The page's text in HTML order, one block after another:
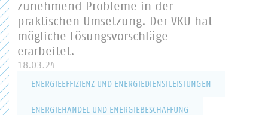
zunehmend Probleme in der
praktischen Umsetzung. Der VKU hat
mögliche Lösungsvorschläge
erarbeitet.
18.03.24
ENERGIEEFFIZIENZ UND ENERGIEDIENSTLEISTUNGEN
ENERGIEHANDEL UND ENERGIEBESCHAFFUNG